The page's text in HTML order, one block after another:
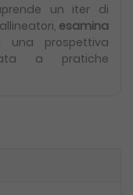
un iter di
esamina
una prospettiva
a pratiche